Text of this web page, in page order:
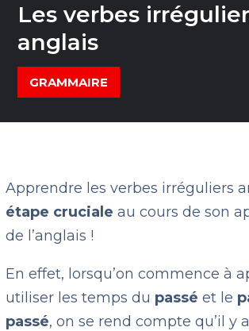
Les verbes
anglais
GRAMMAIRE
Apprendre les verbes irréguliers
étape cruciale au cours de son
de l’anglais !
En effet, lorsqu’on commence à
utiliser les temps du passé et le
passé, on se rend compte qu’il y